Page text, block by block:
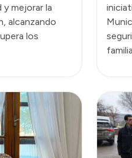
y mejorar la
alcanzando
los